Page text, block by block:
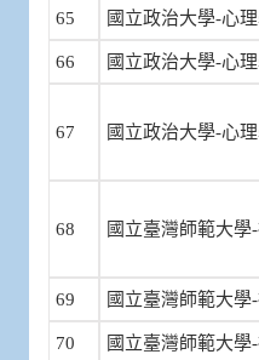
65 國立政治大學-心
66 國立政治大學-心
67 國立政治大學-心
68 國立臺灣師範大
69 國立臺灣師範大學
70 國立臺灣師範大學